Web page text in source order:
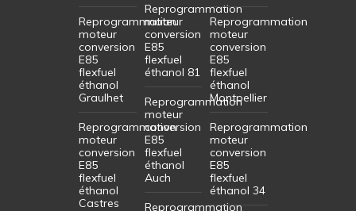
Reprogrammation
moteur
conversion
E85
flexfuel
éthanol
Graulhet
Reprogrammation
moteur
conversion
E85
flexfuel
éthanol
Castres
Reprogrammation
moteur
conversion
E85
flexfuel
éthanol 81
Reprogrammation
moteur
conversion
E85
flexfuel
éthanol
Auch
Reprogrammation
Reprogrammation
moteur
conversion
E85
flexfuel
éthanol
Montpellier
Reprogrammation
moteur
conversion
E85
flexfuel
éthanol 34